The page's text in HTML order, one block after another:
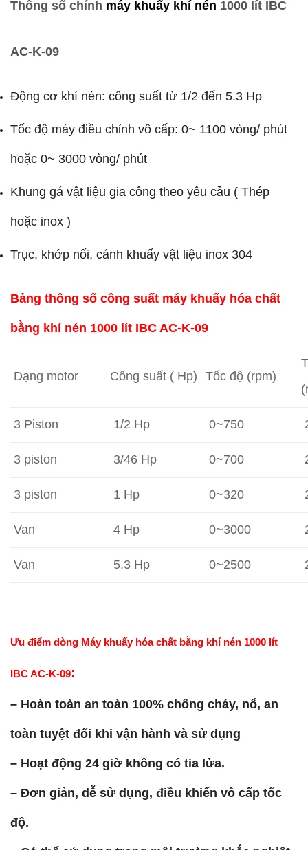
Thông số chính máy khuấy khí nén 1000 lít IBC
AC-K-09
Động cơ khí nén: công suất từ 1/2 đến 5.3 Hp
Tốc độ máy điều chỉnh vô cấp: 0~ 1100 vòng/ phút
hoặc 0~ 3000 vòng/ phút
Khung gá vật liệu gia công theo yêu cầu ( Thép
hoặc inox )
Trục, khớp nối, cánh khuấy vật liệu inox 304
Bảng thông số công suất máy khuấy hóa chất
bằng khí nén 1000 lít IBC AC-K-09
Dạng motor Công suất ( Hp) Tốc độ (rpm)
3 Piston 1/2 Hp 0~750
3 piston 3/46 Hp 0~700
3 piston 1 Hp 0~320
Van 4 Hp 0~3000
Van 5.3 Hp 0~2500
Ưu điểm dòng Máy khuấy hóa chất bằng khí nén 1000 lít
IBC AC-K-09:
– Hoàn toàn an toàn 100% chống cháy, nổ, an
toàn tuyệt đối khi vận hành và sử dụng
– Hoạt động 24 giờ không có tia lửa.
– Đơn giản, dễ sử dụng, điều khiển vô cấp tốc
độ.